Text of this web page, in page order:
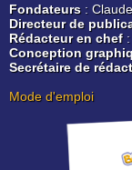
Fondateurs :
Directeur de
Rédacteur en chef:
Conception
Secrétaire de
Mode d'emploi